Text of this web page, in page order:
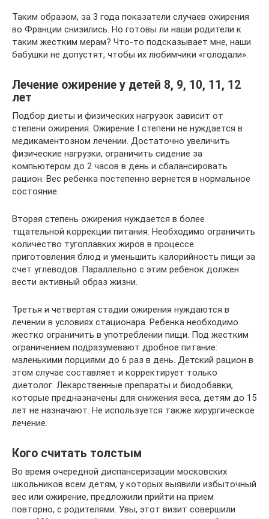
Таким образом, за 3 года показатели случаев ожирения
во Франции снизились. Но готовы ли наши родители к
таким жестким мерам? Что-то подсказывает мне, наши
бабушки не допустят, чтобы их любимчики «голодали».
Лечение ожирение у детей 8, 9, 10, 11, 12
лет
Подбор диеты и физических нагрузок зависит от
степени ожирения. Ожирение I степени не нуждается в
медикаментозном лечении. Достаточно увеличить
физические нагрузки, ограничить сидение за
компьютером до 2 часов в день и сбалансировать
рацион. Вес ребенка постепенно вернется в нормальное
состояние.
Вторая степень ожирения нуждается в более
тщательной коррекции питания. Необходимо ограничить
количество тугоплавких жиров в процессе
приготовления блюд и уменьшить калорийность пищи за
счет углеводов. Параллельно с этим ребенок должен
вести активный образ жизни.
Третья и четвертая стадии ожирения нуждаются в
лечении в условиях стационара. Ребенка необходимо
жестко ограничить в употреблении пищи. Под жестким
ограничением подразумевают дробное питание:
маленькими порциями до 6 раз в день. Детский рацион в
этом случае составляет и корректирует только
диетолог. Лекарственные препараты и биодобавки,
которые предназначены для снижения веса, детям до 15
лет не назначают. Не используется также хирургическое
лечение.
Кого считать толстым
Во время очередной диспансеризации московских
школьников всем детям, у которых выявили избыточный
вес или ожирение, предложили прийти на прием
повторно, с родителями. Увы, этот визит совершили